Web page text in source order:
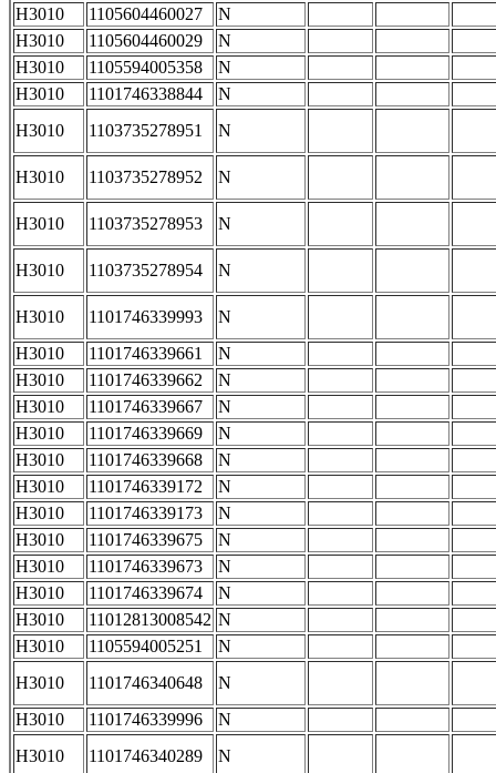
H3010
1105604460027
N
H3010
1105604460029
N
H3010
1105594005358
N
H3010
1101746338844
N
H3010
1103735278951 N
H3010 1103735278952 N
H3010 1103735278953 N
H3010 1103735278954 N
H3010 1101746339993
N
H3010
1101746339661
N
H3010
1101746339662
N
H3010
1101746339667
N
H3010
1101746339669
N
H3010
1101746339668
N
H3010
1101746339172
N
H3010
1101746339173
N
H3010
1101746339675
N
H3010
1101746339673
N
H3010
1101746339674
N
H3010
11012813008542 N
H3010
1105594005251
N
H3010
1101746340648
N
H3010
1101746339996
N
H3010
1101746340289 N